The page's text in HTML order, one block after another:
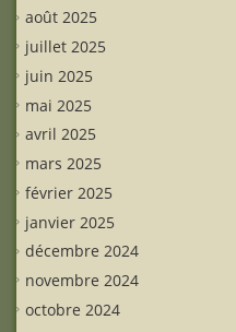
août 2025
juillet 2025
juin 2025
mai 2025
avril 2025
mars 2025
février 2025
janvier 2025
décembre 2024
novembre 2024
octobre 2024